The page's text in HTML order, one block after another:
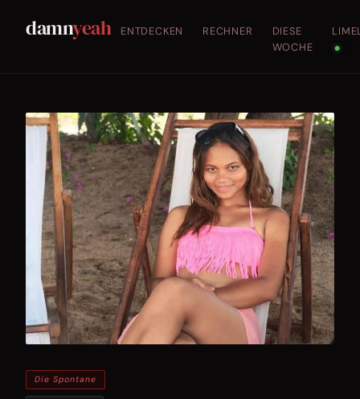
damnyeah ENTDECKEN RECHNER
DIESE
WOCHE
●
Die Spontane